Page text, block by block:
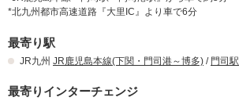
*北九州都市高速道路『大里IC』より車で6分
最寄り駅
JR九州 JR鹿児島本線(下関・門司港～博多) / 門司駅
最寄りインターチェンジ